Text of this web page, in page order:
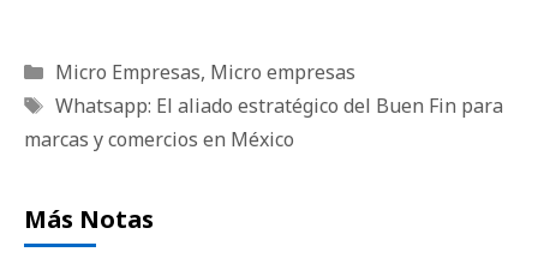
Categorías
Micro Empresas, Micro empresas
Etiquetas
Whatsapp: El aliado estratégico del Buen Fin para
marcas y comercios en México
Más Notas